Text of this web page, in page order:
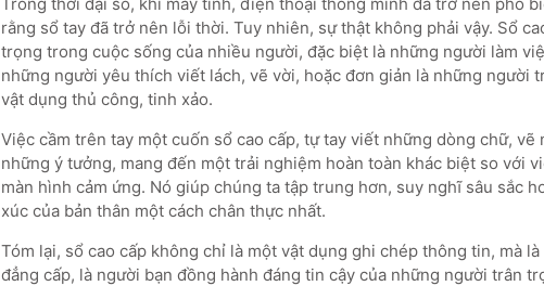
rằng sổ tay đã trở nên lỗi thời. Tuy nhiên, sự thật không phải vậy. Sổ
trọng trong cuộc sống của nhiều người, đặc biệt là những người làm
những người yêu thích viết lách, vẽ vời, hoặc đơn giản là những người
vật dụng thủ công, tinh xảo.
Việc cầm trên tay một cuốn sổ cao cấp, tự tay viết những dòng chữ, vẽ
những ý tưởng, mang đến một trải nghiệm hoàn toàn khác biệt so với
màn hình cảm ứng. Nó giúp chúng ta tập trung hơn, suy nghĩ sâu sắc
xúc của bản thân một cách chân thực nhất.
Tóm lại, sổ cao cấp không chỉ là một vật dụng ghi chép thông tin, mà
đẳng cấp, là người bạn đồng hành đáng tin cậy của những người trân